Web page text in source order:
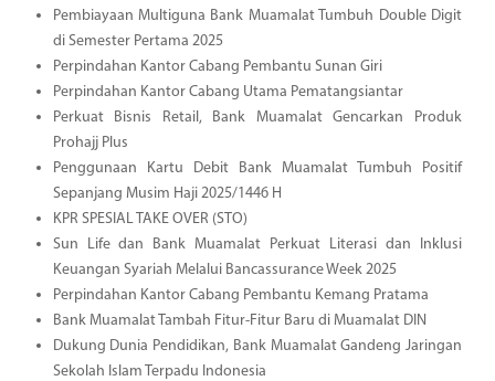
Pembiayaan Multiguna Bank Muamalat Tumbuh Double Digit
di Semester Pertama 2025
Perpindahan Kantor Cabang Pembantu Sunan Giri
Perpindahan Kantor Cabang Utama Pematangsiantar
Perkuat Bisnis Retail, Bank Muamalat Gencarkan Produk
Prohajj Plus
Penggunaan Kartu Debit Bank Muamalat Tumbuh Positif
Sepanjang Musim Haji 2025/1446 H
KPR SPESIAL TAKE OVER (STO)
Sun Life dan Bank Muamalat Perkuat Literasi dan Inklusi
Keuangan Syariah Melalui Bancassurance Week 2025
Perpindahan Kantor Cabang Pembantu Kemang Pratama
Bank Muamalat Tambah Fitur-Fitur Baru di Muamalat DIN
Dukung Dunia Pendidikan, Bank Muamalat Gandeng Jaringan
Sekolah Islam Terpadu Indonesia